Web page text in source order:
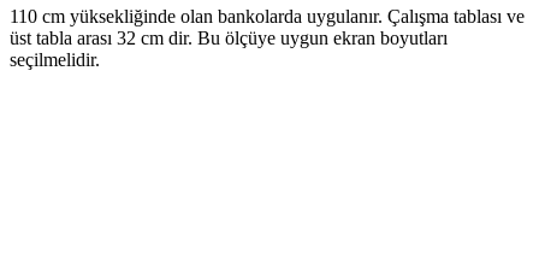
110 cm yüksekliğinde olan bankolarda uygulanır. Çalışma tablası ve
üst tabla arası 32 cm dir. Bu ölçüye uygun ekran boyutları
seçilmelidir.